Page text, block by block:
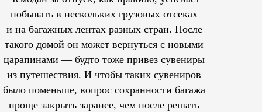
побывать в нескольких грузовых отсеках
и на багажных лентах разных стран. После
такого домой он может вернуться с новыми
царапинами — будто тоже привез сувениры
из путешествия. И чтобы таких сувениров
было поменьше, вопрос сохранности багажа
проще закрыть заранее, чем после решать